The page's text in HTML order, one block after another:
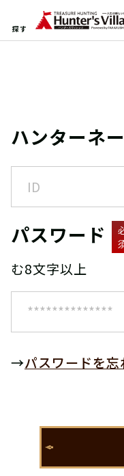
探す
ハンターネ
パスワード
む8文字以上
→パスワードを忘